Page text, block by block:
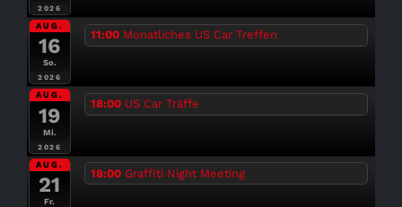
2026
AUG.
16
So.
2026
11:00 Monatliches US Car Treffen
AUG.
19
Mi.
2026
18:00 US Car Träffe
AUG.
21
Fr.
18:00 Graffiti Night Meeting